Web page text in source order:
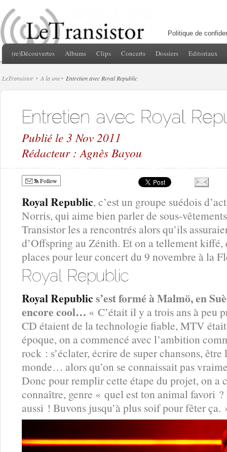
Politique de
(re)Découvertes Albums Clips Concerts Dossiers Editoriaux
LeTransistor A la une Entretien avec Royal Republic
Publié le 3 Nov 2011
Rédacteur : Agnès Bayou
Follow
Royal Republic, c’est un groupe suédois
Norris, qui aime bien parler de sous-
Transistor les a rencontrés alors qu’ils
d’Offspring au Zénith. Et on a tellement kiffé,
places pour leur concert du 9 novembre à la
Royal Republics’est formé à Malmö, en
encore cool… « C’était il y a trois ans à peu
CD étaient de la technologie fiable, MTV
époque, on a commencé avec l’ambition
rock : s’éclater, écrire de super chansons,
monde… alors qu’on se connaissait pas
Donc pour remplir cette étape du projet, on a
connaître, genre « quel est ton animal favori
aussi ! Buvons jusqu’à plus soif pour fêter ça.